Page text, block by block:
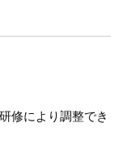
修により調整でき